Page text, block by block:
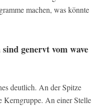
machen, was könnte
genervt vom wave
deutlich. An der Spitze
Kerngruppe. An einer Stelle